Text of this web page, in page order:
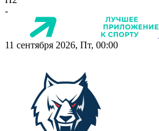
-
11 сентября 2026, Пт, 00:00